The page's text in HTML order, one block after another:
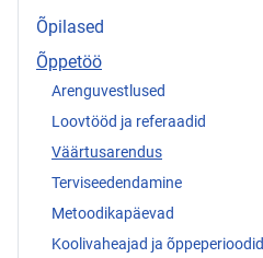
Õpilased
Õppetöö
Arenguvestlused
Loovtööd ja referaadid
Väärtusarendus
Terviseedendamine
Metoodikapäevad
Koolivaheajad ja õppeperioodid